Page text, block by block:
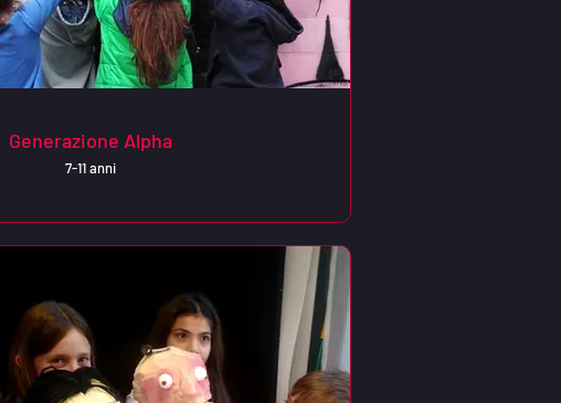
Generazione Alpha
7-11 anni